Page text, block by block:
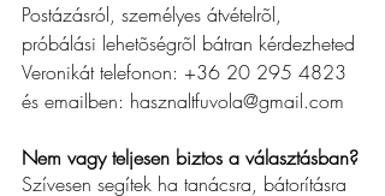
Postázásról, személyes átvételrõl,
próbálási lehetõségrõl bátran kérdezheted
Veronikát telefonon: +36 20 295 4823
és emailben: hasznaltfuvola@gmail.com
Nem vagy teljesen biztos a választásban?
Szívesen segítek ha tanácsra, bátorításra